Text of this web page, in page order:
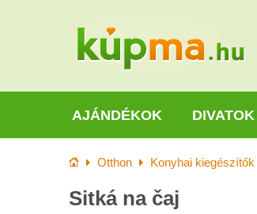
AJÁNDÉKOK DIVATOK
KezdőlapOtthon Konyhai kiegészítők
Sitká na čaj